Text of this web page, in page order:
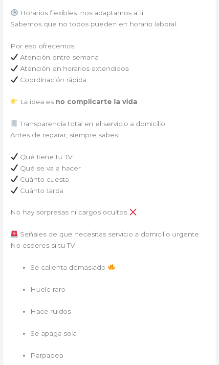
Horarios flexibles: nos adaptamos a ti
Sabemos que no todos pueden en horario laboral.
Por eso ofrecemos:
Atención entre semana
Atención en horarios extendidos
Coordinación rápida
La idea es no complicarte la vida
Transparencia total en el servicio a domicilio
Antes de reparar, siempre sabes:
Qué tiene tu TV
Qué se va a hacer
Cuánto cuesta
Cuánto tarda
No hay sorpresas ni cargos ocultos
Señales de que necesitas servicio a domicilio urgente
No esperes si tu TV:
Se calienta demasiado
Huele raro
Hace ruidos
Se apaga sola
Parpadea